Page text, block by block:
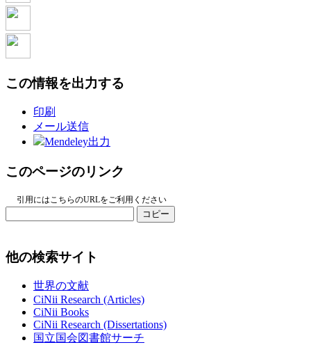
この情報を出力する
印刷
メール送信
Mendeley出力
このページのリンク
引用にはこちらのURLをご利用ください
コピー
他の検索サイト
世界の文献
CiNii Research (Articles)
CiNii Books
CiNii Research (Dissertations)
国立国会図書館サーチ